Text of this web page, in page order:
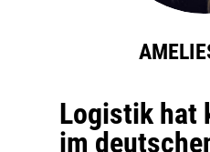
Logistik hat
im